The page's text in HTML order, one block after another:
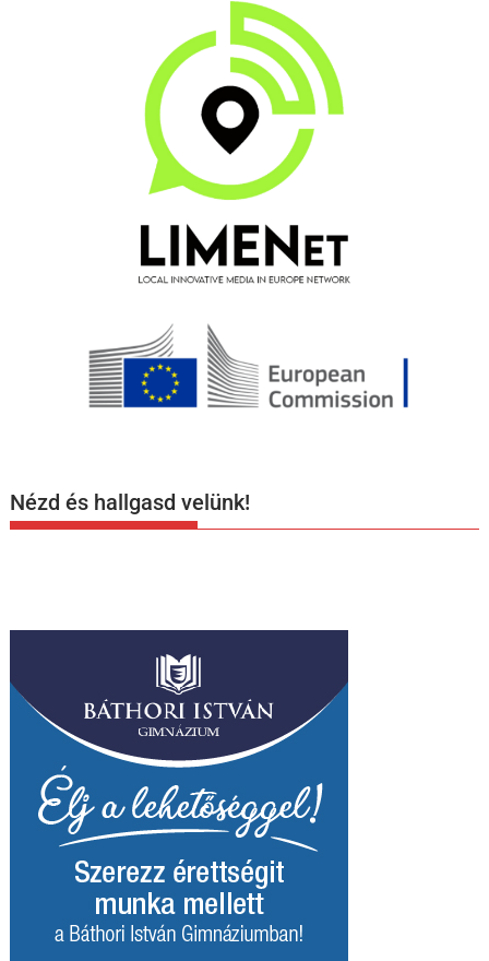
Nézd és hallgasd velünk!